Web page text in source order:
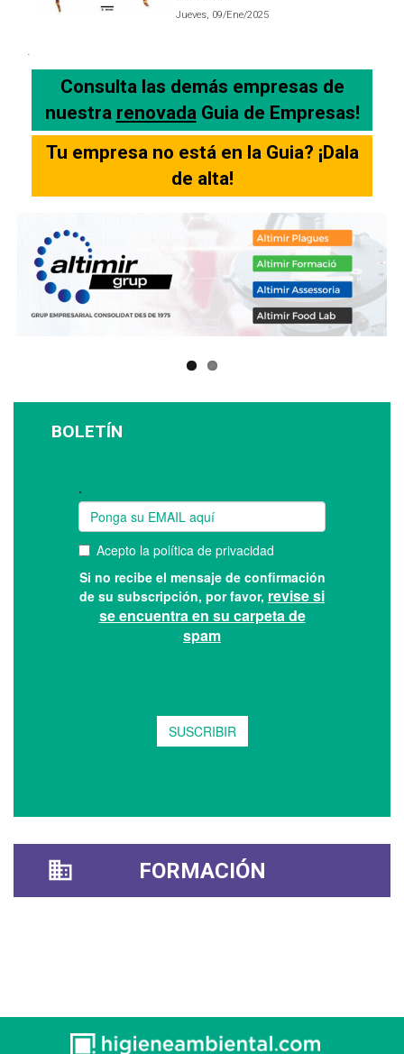
Jueves, 09/Ene/2025
.
Consulta las demás empresas de
nuestra renovadaGuia de Empresas!
Tu empresa no está en la Guia? ¡Dala
de alta!
BOLETÍN
FORMACIÓN